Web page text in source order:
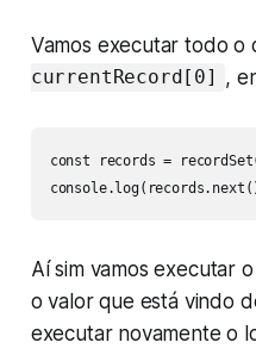
Vamos executar todo o
currentRecord[0]
,
const records =
Aí sim vamos executar
o valor que está vindo
executar novamente o